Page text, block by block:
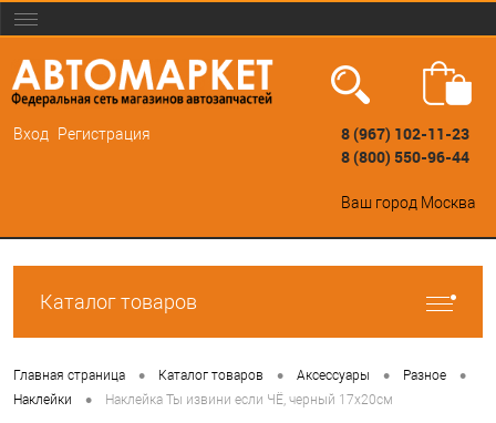
Вход Регистрация
8 (967) 102-11-23
8 (800) 550-96-44
Ваш город Москва
Каталог товаров
Главная страница • Каталог товаров • Аксессуары • Разное •
Наклейки • Наклейка Ты извини если ЧЁ, черный 17х20см